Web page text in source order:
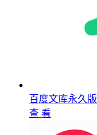
百度文库永久版
查 看